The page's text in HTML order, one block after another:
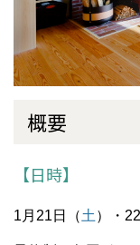
概要
【日時】
1月21日（土 ）・